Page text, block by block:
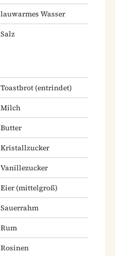
lauwarmes Wasser
Salz
Toastbrot (entrindet)
Milch
Butter
Kristallzucker
Vanillezucker
Eier (mittelgroß)
Sauerrahm
Rum
Rosinen